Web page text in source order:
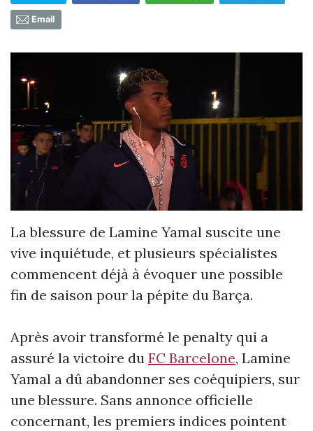
Email
La blessure de Lamine Yamal suscite une
vive inquiétude, et plusieurs spécialistes
commencent déjà à évoquer une possible
fin de saison pour la pépite du Barça.
Après avoir transformé le penalty qui a
assuré la victoire du FC Barcelone, Lamine
Yamal a dû abandonner ses coéquipiers, sur
une blessure. Sans annonce officielle
concernant, les premiers indices pointent